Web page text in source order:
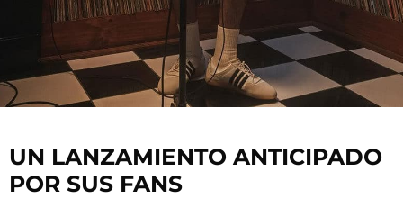
UN LANZAMIENTO ANTICIPADO
POR SUS FANS